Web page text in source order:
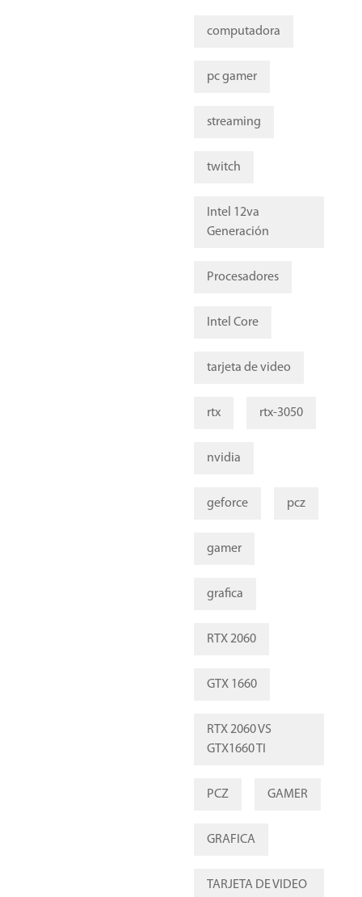
computadora
pc gamer
streaming
twitch
Intel 12va
Generación
Procesadores
Intel Core
tarjeta de video
rtx rtx-3050
nvidia
geforce pcz
gamer
grafica
RTX 2060
GTX 1660
RTX 2060 VS
GTX1660 TI
PCZ GAMER
GRAFICA
TARJETA DE VIDEO